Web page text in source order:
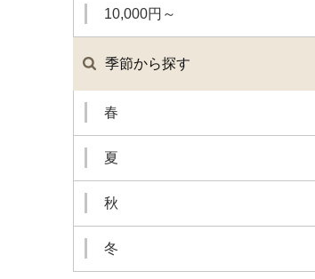
10,000円～
季節から探す
春
夏
秋
冬